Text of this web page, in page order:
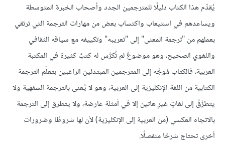
يُقدِّم هذا الكتاب دليلًا للمترجمين الجدد وأصحاب الخبرة المتوسطة
ويساعدهم في استيعاب واكتساب بعض من مهارات الترجمة التي ترتقي
بعملهم من "ترجمة المعنى" إلى "تعريبه" وتكييفه مع سياقه الثقافي
واللغوي الصحيح، وهو موضوعٌ لم تُكرَّس له كتبٌ كثيرة في المكتبة
العربية، فالكتاب مُوجَّه إلى المترجمين المبتدئين الراغبين بتعلّم الترجمة
الكتابية من اللغة الإنكليزية إلى العربية، وهو لا يُعنى بالترجمة الشفهية ولا
يتطرَّقُ إلى لغاتٍ غيرِ هاتين إلا في أمثلة عارضة، ولا يتطرق إلى الترجمة
بالاتجاه العكسي (من العربية إلى الإنكليزية) لأن لها شروطًا وضرورات
أخرى تحتاج شرحًا منفصلًا.